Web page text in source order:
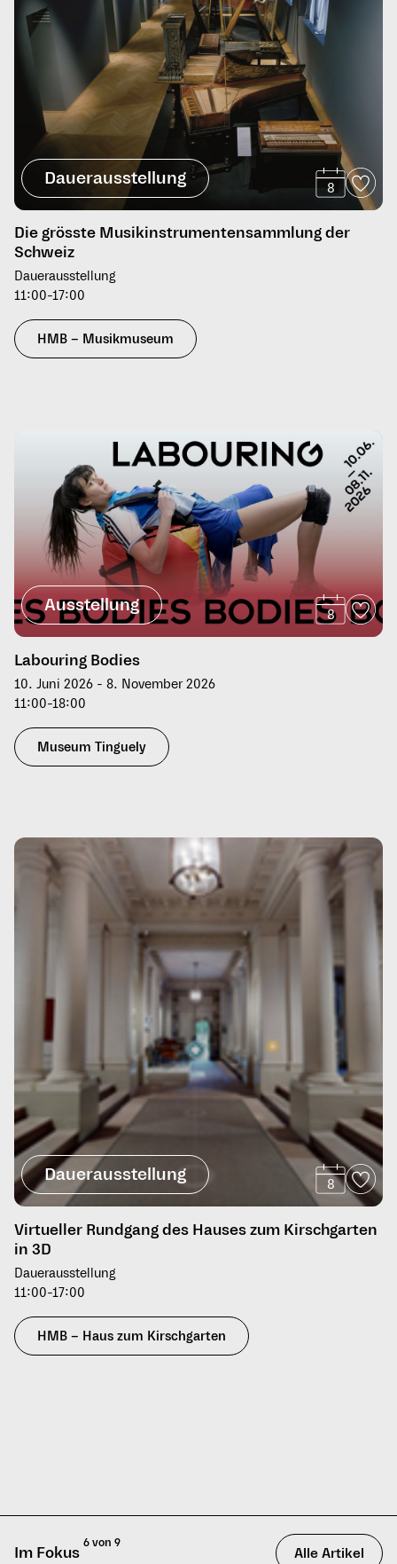
Dauerausstellung 8
Die grösste Musikinstrumentensammlung der
Schweiz
Dauerausstellung
11:00-17:00
HMB – Musikmuseum
Ausstellung 8
Labouring Bodies
10. Juni 2026 - 8. November 2026
11:00-18:00
Museum Tinguely
Dauerausstellung 8
Virtueller Rundgang des Hauses zum Kirschgarten
in 3D
Dauerausstellung
11:00-17:00
HMB – Haus zum Kirschgarten
Im Fokus
6 von 9
Alle Artikel